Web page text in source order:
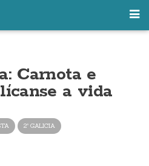
Carnota e
a vida
2ª GALICIA